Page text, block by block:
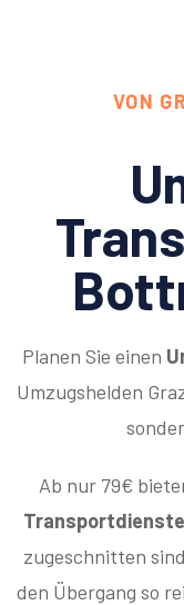
VON
Planen Sie einen
Umzugshelden
Ab nur 79€
zugeschnitten
den Übergang so